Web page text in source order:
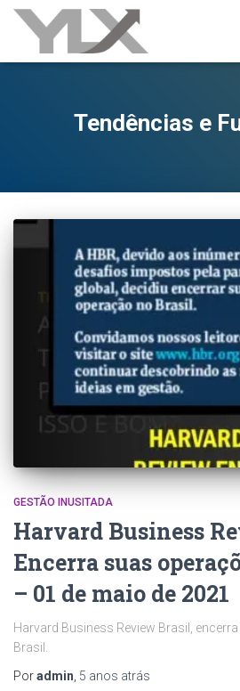
Tendências e
GESTÃO INUSITADA
Harvard Business
Encerra suas
– 01 de maio de 2021
Harvard Business Review Brasil,
Brasil.
Poradmin 5 anos atrás